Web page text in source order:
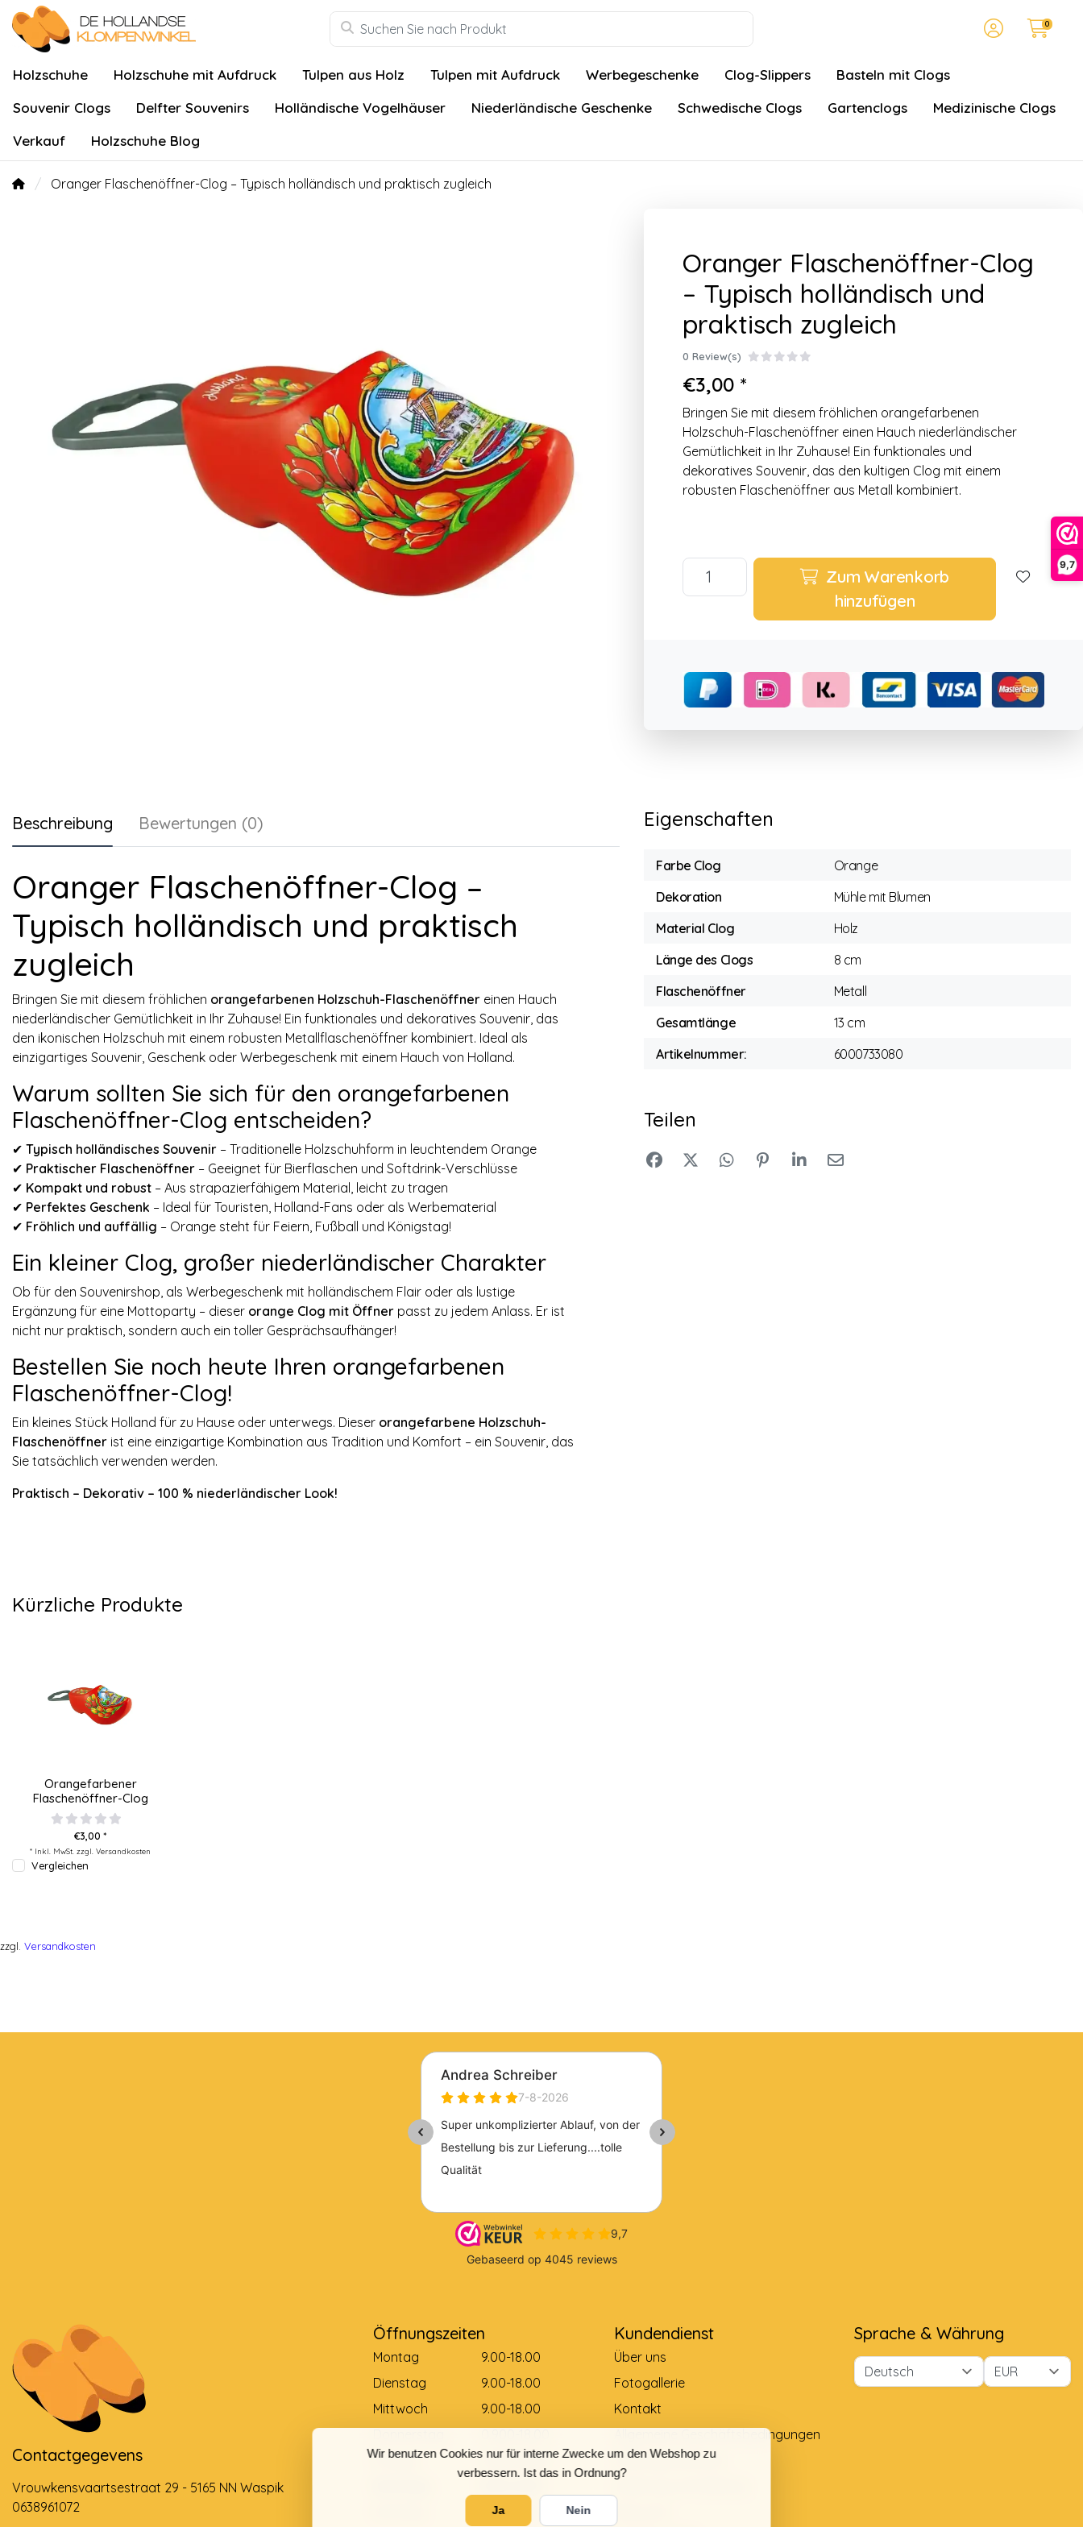
9,7
Wir benutzen Cookies nur für interne Zwecke um den Webshop zu
verbessern. Ist das in Ordnung?
Ja Nein
0
Holzschuhe Holzschuhe mit Aufdruck Tulpen aus Holz Tulpen mit Aufdruck Werbegeschenke Clog-Slippers
Basteln mit Clogs
Souvenir Clogs
Delfter Souvenirs Holländische Vogelhäuser Niederländische Geschenke Schwedische Clogs Gartenclogs
Medizinische Clogs
Verkauf
Holzschuhe Blog
Oranger Flaschenöffner-Clog – Typisch holländisch und praktisch zugleich
Oranger Flaschenöffner-Clog
– Typisch holländisch und
praktisch zugleich
0 Review(s)
€3,00 *
Bringen Sie mit diesem fröhlichen orangefarbenen
Holzschuh-Flaschenöffner einen Hauch niederländischer
Gemütlichkeit in Ihr Zuhause! Ein funktionales und
dekoratives Souvenir, das den kultigen Clog mit einem
robusten Flaschenöffner aus Metall kombiniert.
Zum Warenkorb
hinzufügen
Beschreibung Bewertungen (0)
Oranger Flaschenöffner-Clog –
Typisch holländisch und praktisch
zugleich
Bringen Sie mit diesem fröhlichen orangefarbenen Holzschuh-Flaschenöffner einen Hauch
niederländischer Gemütlichkeit in Ihr Zuhause! Ein funktionales und dekoratives Souvenir, das
den ikonischen Holzschuh mit einem robusten Metallflaschenöffner kombiniert. Ideal als
einzigartiges Souvenir, Geschenk oder Werbegeschenk mit einem Hauch von Holland.
Warum sollten Sie sich für den orangefarbenen
Flaschenöffner-Clog entscheiden?
✔ Typisch holländisches Souvenir – Traditionelle Holzschuhform in leuchtendem Orange
✔ Praktischer Flaschenöffner – Geeignet für Bierflaschen und Softdrink-Verschlüsse
✔ Kompakt und robust – Aus strapazierfähigem Material, leicht zu tragen
✔ Perfektes Geschenk – Ideal für Touristen, Holland-Fans oder als Werbematerial
✔ Fröhlich und auffällig – Orange steht für Feiern, Fußball und Königstag!
Ein kleiner Clog, großer niederländischer Charakter
Ob für den Souvenirshop, als Werbegeschenk mit holländischem Flair oder als lustige
Ergänzung für eine Mottoparty – dieser orange Clog mit Öffner passt zu jedem Anlass. Er ist
nicht nur praktisch, sondern auch ein toller Gesprächsaufhänger!
Bestellen Sie noch heute Ihren orangefarbenen
Flaschenöffner-Clog!
Ein kleines Stück Holland für zu Hause oder unterwegs. Dieser orangefarbene Holzschuh-
Flaschenöffner ist eine einzigartige Kombination aus Tradition und Komfort – ein Souvenir, das
Sie tatsächlich verwenden werden.
Praktisch – Dekorativ – 100 % niederländischer Look!
Eigenschaften
Farbe Clog
Orange
Dekoration
Mühle mit Blumen
Material Clog
Holz
Länge des Clogs
8 cm
Flaschenöffner
Metall
Gesamtlänge
13 cm
Artikelnummer:
6000733080
Teilen
Kürzliche Produkte
Orangefarbener
Flaschenöffner-Clog
€3,00 *
* Inkl. MwSt. zzgl. Versandkosten
Vergleichen
zzgl. Versandkosten
Contactgegevens
Vrouwkensvaartsestraat 29 - 5165 NN Waspik
0638961072
Öffnungszeiten
Montag
9.00-18.00
Dienstag
9.00-18.00
Mittwoch
9.00-18.00
Freitag
0.900-18.00
Gesloten
Kundendienst
Über uns
Fotogallerie
Kontakt
Allgemeine Geschäftsbedingungen
Zahlungsmethode
Sprache & Währung